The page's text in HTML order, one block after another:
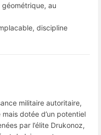
au
discipline
militaire autoritaire,
dotée d’un potentiel
par l’élite Drukonoz,